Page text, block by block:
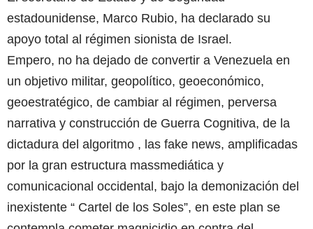
estadounidense, Marco Rubio, ha declarado su
apoyo total al régimen sionista de Israel.
Empero, no ha dejado de convertir a Venezuela en
un objetivo militar, geopolítico, geoeconómico,
geoestratégico, de cambiar al régimen, perversa
narrativa y construcción de Guerra Cognitiva, de la
dictadura del algoritmo , las fake news, amplificadas
por la gran estructura massmediática y
comunicacional occidental, bajo la demonización del
inexistente “ Cartel de los Soles”, en este plan se